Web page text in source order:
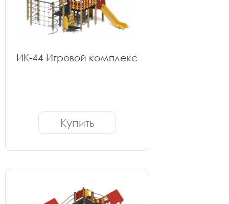
ИК-44 Игровой комплекс
Купить